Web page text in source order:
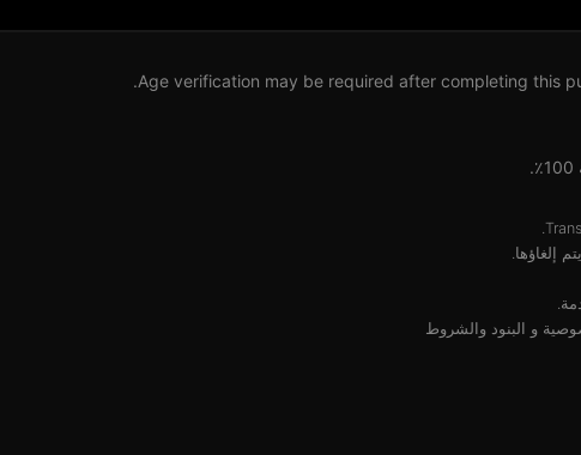
Age verification may be required after completing this
و البنود والشروط